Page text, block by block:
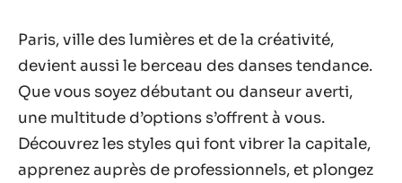
Paris, ville des lumières et de la créativité,
devient aussi le berceau des danses tendance.
Que vous soyez débutant ou danseur averti,
une multitude d’options s’offrent à vous.
Découvrez les styles qui font vibrer la capitale,
apprenez auprès de professionnels, et plongez